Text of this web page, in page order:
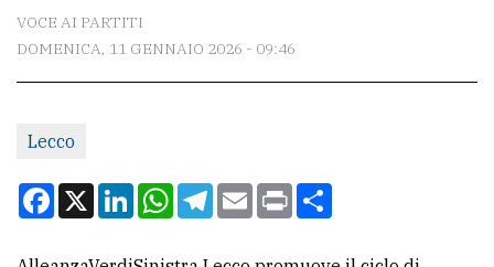
CONTATTI
Scrivici
Per
la
VOCE AI PARTITI
DOMENICA, 11 GENNAIO 2026 - 09:46
Lecco
Facebook
X LinkedInWhatsApp
Telegram
EmailPrint